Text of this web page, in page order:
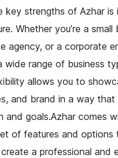
key strengths of Azhar is
Whether you’re a small
agency, or a corporate
wide range of business
allows you to
and brand in a way that
and goals.Azhar comes
of features and options
a professional and